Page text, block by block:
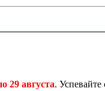
29 августа. Успевайте